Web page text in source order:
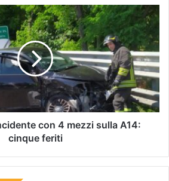
con 4 mezzi sulla A14:
cinque feriti